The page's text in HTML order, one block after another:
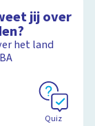
hoe jouw
invloed
de aarde
Schoolplaat
jij over
het land
Quiz